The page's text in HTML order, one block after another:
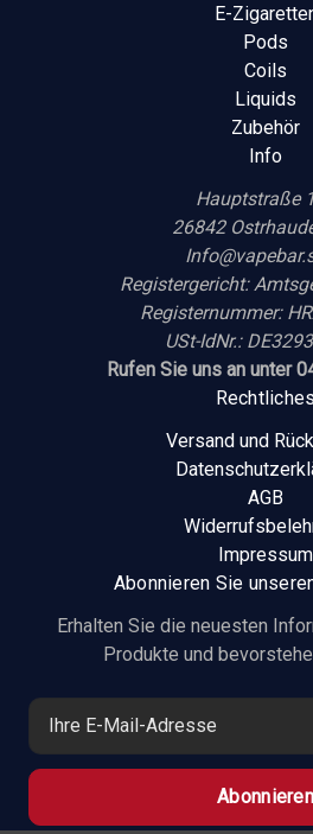
E-
Pods
Coils
Liquids
Zubehör
Info
Hauptstraße
26842
Registergericht:
Registernummer:
USt-IdNr.:
Rufen Sie uns an unter
Rechtliches
Versand und
AGB
Impressum
Abonnieren Sie
Erhalten Sie die neuesten
Produkte und
E
M
i